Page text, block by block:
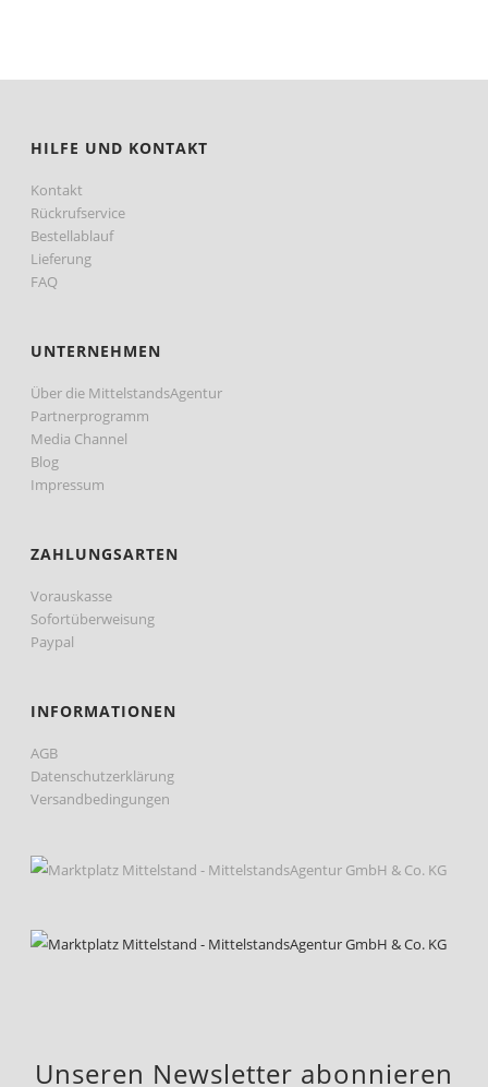
HILFE UND KONTAKT
Kontakt
Rückrufservice
Bestellablauf
Lieferung
FAQ
UNTERNEHMEN
Über die MittelstandsAgentur
Partnerprogramm
Media Channel
Blog
Impressum
ZAHLUNGSARTEN
Vorauskasse
Sofortüberweisung
Paypal
INFORMATIONEN
AGB
Datenschutzerklärung
Versandbedingungen
Unseren Newsletter abonnieren